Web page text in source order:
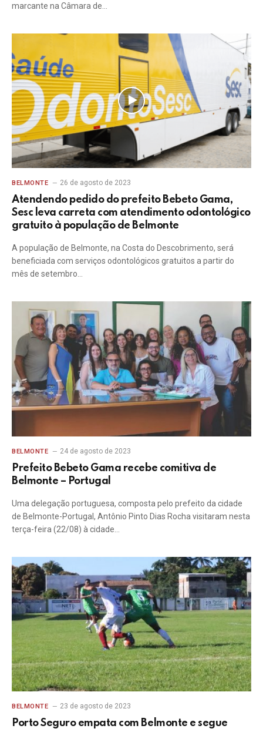
marcante na Câmara de…
BELMONTE 26 de agosto de 2023
Atendendo pedido do prefeito Bebeto Gama,
Sesc leva carreta com atendimento odontológico
gratuito à população de Belmonte
A população de Belmonte, na Costa do Descobrimento, será
beneficiada com serviços odontológicos gratuitos a partir do
mês de setembro…
BELMONTE 24 de agosto de 2023
Prefeito Bebeto Gama recebe comitiva de
Belmonte – Portugal
Uma delegação portuguesa, composta pelo prefeito da cidade
de Belmonte-Portugal, Antônio Pinto Dias Rocha visitaram nesta
terça-feira (22/08) à cidade…
BELMONTE 23 de agosto de 2023
Porto Seguro empata com Belmonte e segue